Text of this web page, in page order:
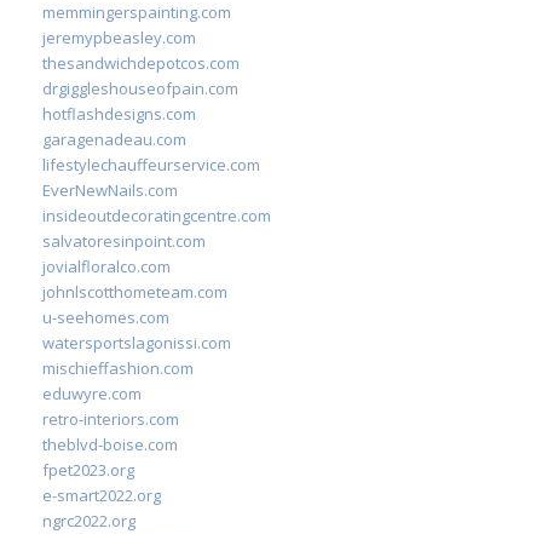
memmingerspainting.com
jeremypbeasley.com
thesandwichdepotcos.com
drgiggleshouseofpain.com
hotflashdesigns.com
garagenadeau.com
lifestylechauffeurservice.com
EverNewNails.com
insideoutdecoratingcentre.com
salvatoresinpoint.com
jovialfloralco.com
johnlscotthometeam.com
u-seehomes.com
watersportslagonissi.com
mischieffashion.com
eduwyre.com
retro-interiors.com
theblvd-boise.com
fpet2023.org
e-smart2022.org
ngrc2022.org